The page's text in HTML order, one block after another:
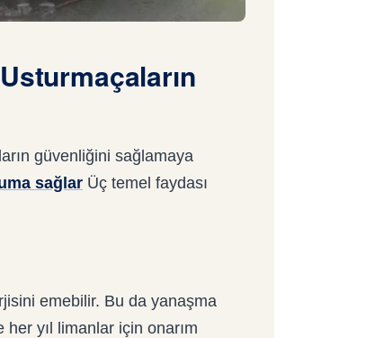
güvenliğini sağlamaya
sağlar Üç temel faydası
emebilir. Bu da yanaşma
yıl limanlar için onarım